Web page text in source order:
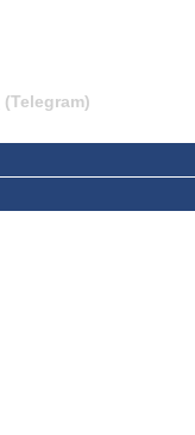
(Telegram)